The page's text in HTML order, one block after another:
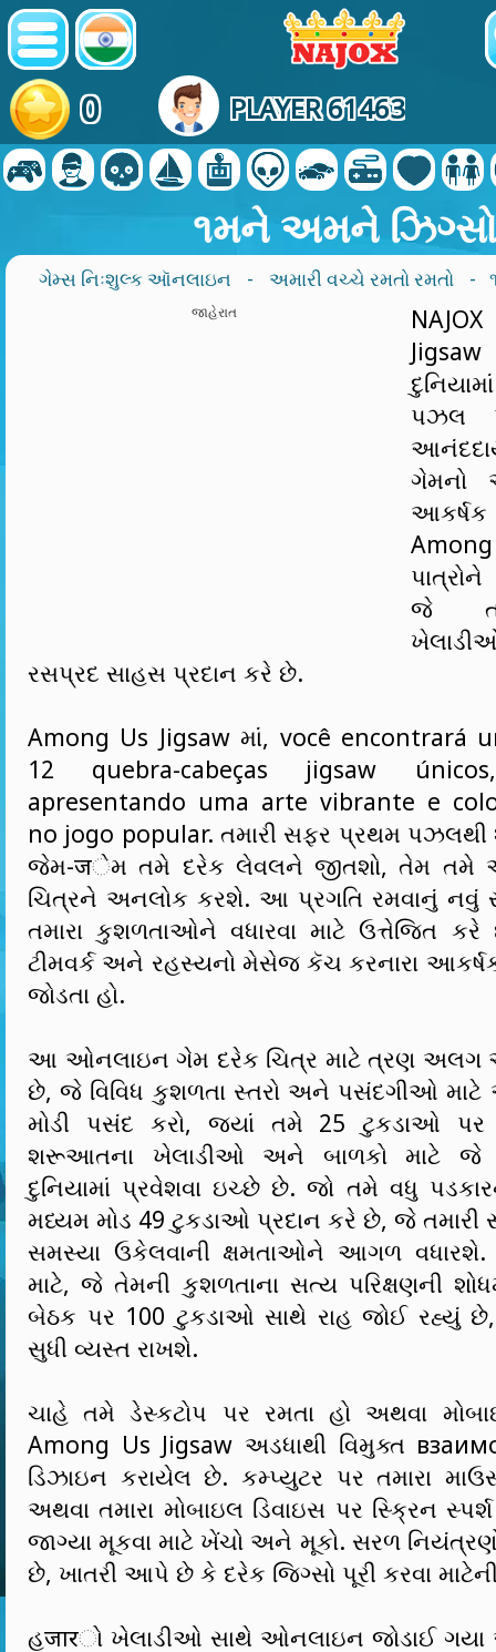
0 PLAYER 61463
૧મને અમને ઝિગ્સો
ગેમ્સ નિઃશુલ્ક ઑનલાઇન - અમારી વચ્ચે રમતો રમતો -
જાહેરાત
પઝલ
જે
રસપ્રદ સાહસ પ્રદાન કરે છે.
Among Us Jigsaw માં, você encontrará
12 quebra-cabeças jigsaw
apresentando uma arte vibrante e
no jogo popular. તમારી સફર પ્રથમ
જેમ-जેમ તમે દરેક લેવલને જીતશો, તેમ તમે
ચિત્રને અનલોક કરશે. આ પ્રગતિ રમવાનું
તમારા કુશળતાઓને વધારવા માટે ઉત્તેજિત
ટીમવર્ક અને રહસ્યનો મેસેજ કૅચ કરનારા
જોડતા હો.
આ ઓનલાઇન ગેમ દરેક ચિત્ર માટે ત્રણ
છે, જે વિવિધ કુશળતા સ્તરો અને પસંદગીઓ
મોડી પસંદ કરો, જ્યાં તમે 25 ટુકડાઓ
શરૂઆતના ખેલાડીઓ અને બાળકો માટે જે
દુનિયામાં પ્રવેશવા ઇચ્છે છે. જો તમે વધુ
મધ્યમ મોડ 49 ટુકડાઓ પ્રદાન કરે છે, જે તમારી
સમસ્યા ઉકેલવાની ક્ષમતાઓને આગળ
માટે, જે તેમની કુશળતાના સત્ય પરિક્ષણની
બેઠક પર 100 ટુકડાઓ સાથે રાહ જોઈ રહ્યું
સુધી વ્યસ્ત રાખશે.
ચાહે તમે ડેસ્કટોપ પર રમતા હો અથવા
Among Us Jigsaw અડધાથી વિમુક્ત
ડિઝાઇન કરાયેલ છે. કમ્પ્યુટર પર તમારા
અથવા તમારા મોબાઇલ ડિવાઇસ પર સ્ક્રિન
જાગ્યા મૂકવા માટે ખેંચો અને મૂકો. સરળ
છે, ખાતરી આપે છે કે દરેક જિગ્સો પૂરી કરવા
હजारો ખેલાડીઓ સાથે ઓનલાઇન જોડાઈ